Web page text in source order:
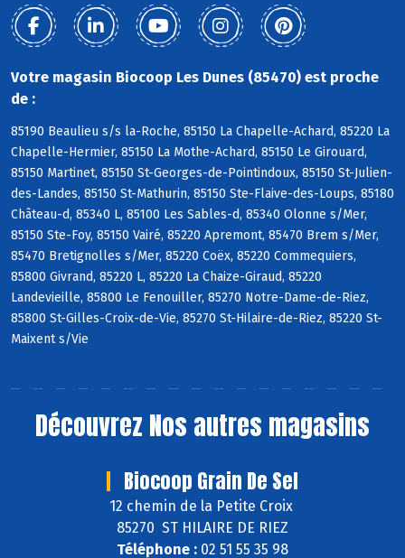
Votre magasin Biocoop Les Dunes (85470) est proche
de :
85190 Beaulieu s/s la-Roche, 85150 La Chapelle-Achard, 85220 La
Chapelle-Hermier, 85150 La Mothe-Achard, 85150 Le Girouard,
85150 Martinet, 85150 St-Georges-de-Pointindoux, 85150 St-Julien-
des-Landes, 85150 St-Mathurin, 85150 Ste-Flaive-des-Loups, 85180
Château-d, 85340 L, 85100 Les Sables-d, 85340 Olonne s/Mer,
85150 Ste-Foy, 85150 Vairé, 85220 Apremont, 85470 Brem s/Mer,
85470 Bretignolles s/Mer, 85220 Coëx, 85220 Commequiers,
85800 Givrand, 85220 L, 85220 La Chaize-Giraud, 85220
Landevieille, 85800 Le Fenouiller, 85270 Notre-Dame-de-Riez,
85800 St-Gilles-Croix-de-Vie, 85270 St-Hilaire-de-Riez, 85220 St-
Maixent s/Vie
Découvrez Nos autres magasins
Biocoop Grain De Sel
12 chemin de la Petite Croix
85270 ST HILAIRE DE RIEZ
Téléphone : 02 51 55 35 98